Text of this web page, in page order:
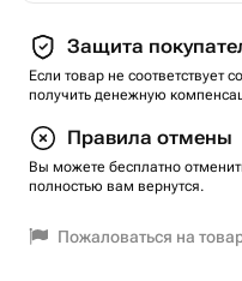
Защита
Если товар не соответствует
получить денежную
Правила отмены
Вы можете бесплатно
полностью вам вернутся.
Пожаловаться на